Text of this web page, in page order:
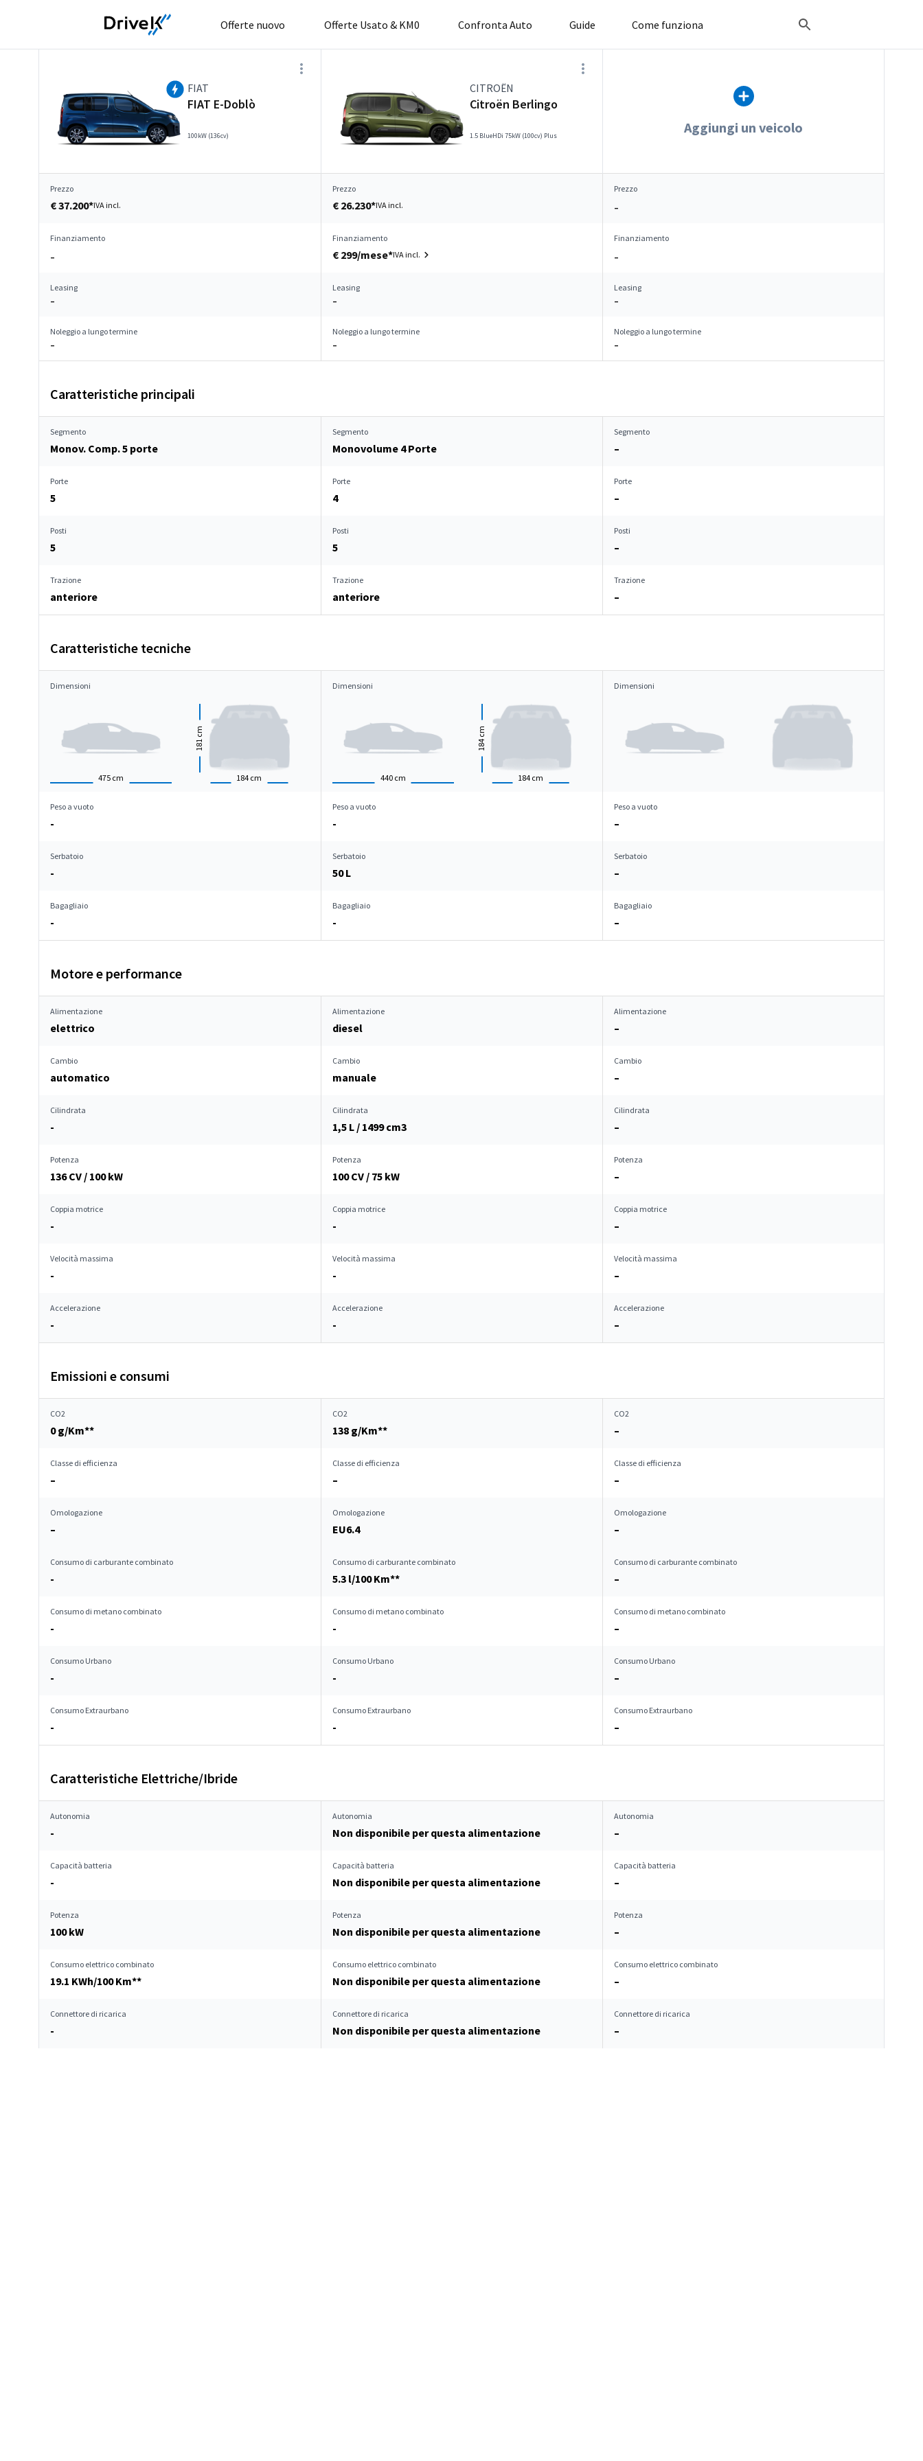
Offerte nuovo Offerte Usato & KM0 Confronta Auto Guide Come funziona
FIAT
FIAT E-Doblò
100kW (136cv)
CITROËN
Citroën Berlingo
1.5 BlueHDi 75kW (100cv) Plus Aggiungi un veicolo
Prezzo
€ 37.200*IVA incl.
Prezzo
€ 26.230*IVA incl.
Prezzo
–
Finanziamento
–
Finanziamento
€ 299/mese*IVA incl.
Finanziamento
–
Leasing
–
Leasing
–
Leasing
–
Noleggio a lungo termine
–
Noleggio a lungo termine
–
Noleggio a lungo termine
–
Caratteristiche principali
Segmento
Monov. Comp. 5 porte
Segmento
Monovolume 4 Porte
Segmento
–
Porte
5
Porte
4
Porte
–
Posti
5
Posti
5
Posti
–
Trazione
anteriore
Trazione
anteriore
Trazione
–
Caratteristiche tecniche
Dimensioni
475 cm 184 cm
181
cm
Dimensioni
440 cm 184 cm
184
cm
Dimensioni
Peso a vuoto
-
Peso a vuoto
-
Peso a vuoto
–
Serbatoio
-
Serbatoio
50 L
Serbatoio
–
Bagagliaio
-
Bagagliaio
-
Bagagliaio
–
Motore e performance
Alimentazione
elettrico
Alimentazione
diesel
Alimentazione
–
Cambio
automatico
Cambio
manuale
Cambio
–
Cilindrata
-
Cilindrata
1,5 L / 1499 cm3
Cilindrata
–
Potenza
136 CV / 100 kW
Potenza
100 CV / 75 kW
Potenza
–
Coppia motrice
-
Coppia motrice
-
Coppia motrice
–
Velocità massima
-
Velocità massima
-
Velocità massima
–
Accelerazione
-
Accelerazione
-
Accelerazione
–
Emissioni e consumi
CO2
0 g/Km**
CO2
138 g/Km**
CO2
–
Classe di efficienza
–
Classe di efficienza
–
Classe di efficienza
–
Omologazione
–
Omologazione
EU6.4
Omologazione
–
Consumo di carburante combinato
-
Consumo di carburante combinato
5.3 l/100 Km**
Consumo di carburante combinato
–
Consumo di metano combinato
-
Consumo di metano combinato
-
Consumo di metano combinato
–
Consumo Urbano
-
Consumo Urbano
-
Consumo Urbano
–
Consumo Extraurbano
-
Consumo Extraurbano
-
Consumo Extraurbano
–
Caratteristiche Elettriche/Ibride
Autonomia
-
Autonomia
Non disponibile per questa alimentazione
Autonomia
–
Capacità batteria
-
Capacità batteria
Non disponibile per questa alimentazione
Capacità batteria
–
Potenza
100 kW
Potenza
Non disponibile per questa alimentazione
Potenza
–
Consumo elettrico combinato
19.1 KWh/100 Km**
Consumo elettrico combinato
Non disponibile per questa alimentazione
Consumo elettrico combinato
–
Connettore di ricarica
-
Connettore di ricarica
Non disponibile per questa alimentazione
Connettore di ricarica
–